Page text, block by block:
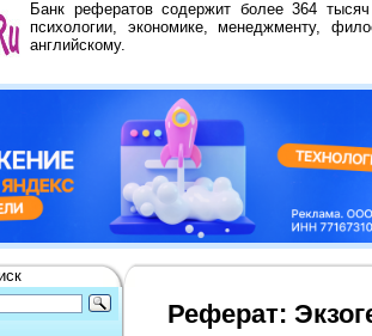
Банк рефератов содержит более 364
психологии, экономике, менеджменту,
английскому.
Реферат: